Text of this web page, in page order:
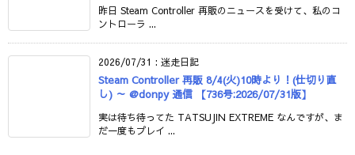
昨日 Steam Controller 再販のニュースを受けて、私のコ
ントローラ ...
2026/07/31 : 迷走日記
Steam Controller 再販 8/4(火)10時より！(仕切り直
し) ～ @donpy 通信 【736号:2026/07/31版】
実は待ち待ってた TATSUJIN EXTREME なんですが、ま
だ一度もプレイ ...